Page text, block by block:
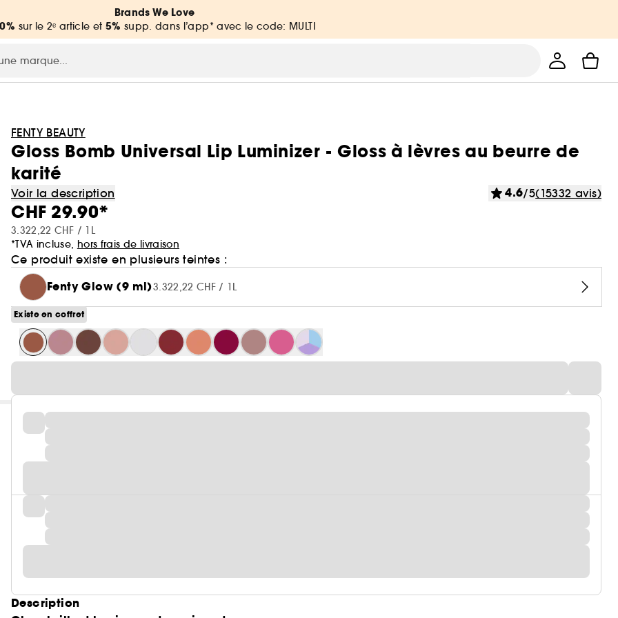
Brands We Love
sur le 2ᵉ article et 5% supp. dans l’app* avec le code: MULTI
FENTY BEAUTY
Gloss Bomb Universal Lip Luminizer - Gloss à lèvres au beurre de
karité
Voir la description 4.6/5(15332 avis)
CHF 29.90*
3.322,22 CHF / 1L
*TVA incluse, hors frais de livraison
Ce produit existe en plusieurs teintes :
Fenty Glow (9 ml)3.322,22 CHF / 1L
Existe en coffret
Description